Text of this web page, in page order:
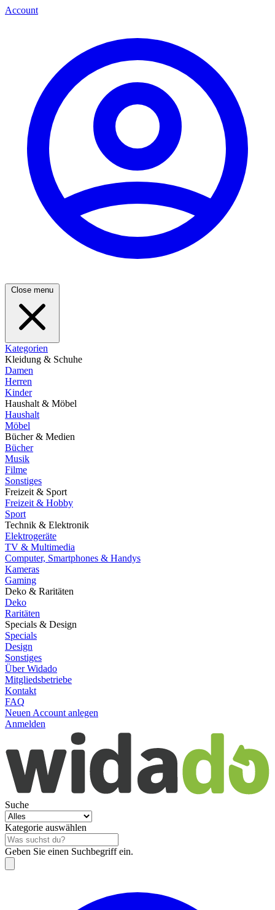
Account
Close menu
Kategorien
Kleidung & Schuhe
Damen
Herren
Kinder
Haushalt & Möbel
Haushalt
Möbel
Bücher & Medien
Bücher
Musik
Filme
Sonstiges
Freizeit & Sport
Freizeit & Hobby
Sport
Technik & Elektronik
Elektrogeräte
TV & Multimedia
Computer, Smartphones & Handys
Kameras
Gaming
Deko & Raritäten
Deko
Raritäten
Specials & Design
Specials
Design
Sonstiges
Über Widado
Mitgliedsbetriebe
Kontakt
FAQ
Neuen Account anlegen
Anmelden
Suche
Kategorie auswählen
Geben Sie einen Suchbegriff ein.